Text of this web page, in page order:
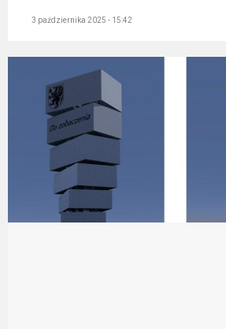
3 października 2025 - 15:42